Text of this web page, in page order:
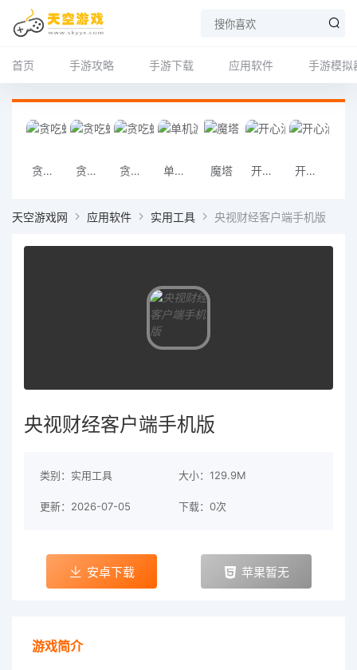
首页 手游攻略 手游下载 应用软件 手游模拟
贪吃蛇大作战下载 贪吃蛇大作战APP 贪吃蛇大作战最新下载 单机游戏连连看 魔塔 开心消消乐手游版下载 开心消消乐手机版下载
天空游戏网 应用软件 实用工具 央视财经客户端手机版
央视财经客户端手机版
类别：实用工具 大小：129.9M
更新：2026-07-05 下载：0次
安卓下载 苹果暂无
游戏简介